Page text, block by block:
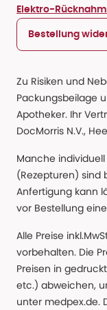
Elektro-
Bestellung
Zu Risiken und
Packungsbeilage
Apotheker. Ihr
DocMorris N.V.,
Manche
(Rezepturen) sind
Anfertigung kann
vor Bestellung
Alle Preise
vorbehalten. Die
Preisen in
etc.) abweichen,
unter medpex.de.